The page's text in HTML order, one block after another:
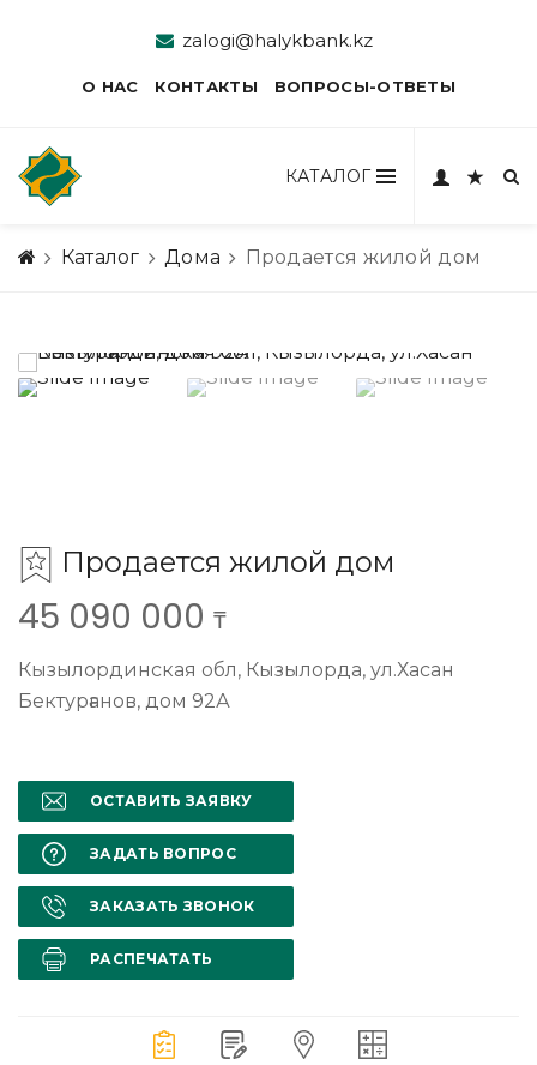
zalogi@halykbank.kz
О НАС КОНТАКТЫ ВОПРОСЫ-ОТВЕТЫ
КАТАЛОГ
Каталог Дома Продается жилой дом
Продается жилой дом
45 090 000 ₸
Кызылординская обл, Кызылорда, ул.Хасан
Бектурғанов, дом 92А
ОСТАВИТЬ ЗАЯВКУ
ЗАДАТЬ ВОПРОС
ЗАКАЗАТЬ ЗВОНОК
РАСПЕЧАТАТЬ